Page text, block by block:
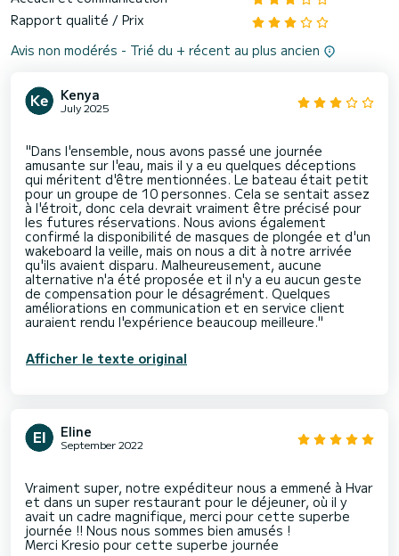
Rapport qualité / Prix
Avis non modérés - Trié du + récent au plus ancien
Kenya
July 2025
"Dans l'ensemble, nous avons passé une journée
amusante sur l'eau, mais il y a eu quelques déceptions
qui méritent d'être mentionnées. Le bateau était petit
pour un groupe de 10 personnes. Cela se sentait assez
à l'étroit, donc cela devrait vraiment être précisé pour
les futures réservations. Nous avions également
confirmé la disponibilité de masques de plongée et d'un
wakeboard la veille, mais on nous a dit à notre arrivée
qu'ils avaient disparu. Malheureusement, aucune
alternative n'a été proposée et il n'y a eu aucun geste
de compensation pour le désagrément. Quelques
améliorations en communication et en service client
Afficher le texte original
Eline
September 2022
Vraiment super, notre expéditeur nous a emmené à Hvar
et dans un super restaurant pour le déjeuner, où il y
avait un cadre magnifique, merci pour cette superbe
journée !! Nous nous sommes bien amusés !